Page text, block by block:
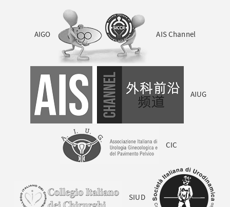
AIGO AIS Channel
AIUG
CIC
SIUD